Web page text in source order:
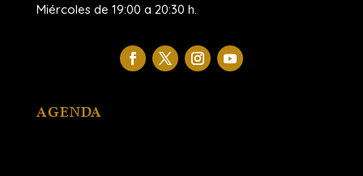
Miércoles de 19:00 a 20:30 h.
AGENDA